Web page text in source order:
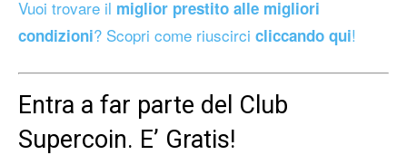
Vuoi trovare il miglior prestito alle migliori
condizioni? Scopri come riuscirci cliccando qui!
Entra a far parte del Club
Supercoin. E’ Gratis!